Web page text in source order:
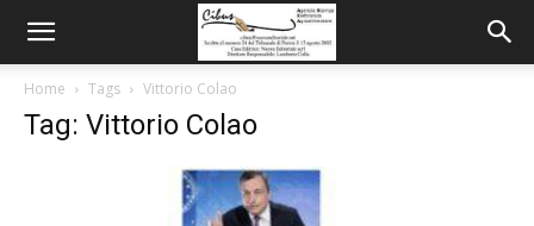
Home Tags Vittorio Colao
Tag: Vittorio Colao